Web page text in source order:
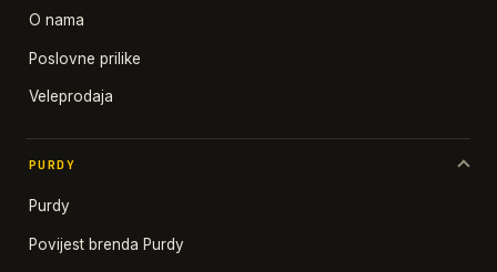
O nama
Poslovne prilike
Veleprodaja
PURDY
Purdy
Povijest brenda Purdy